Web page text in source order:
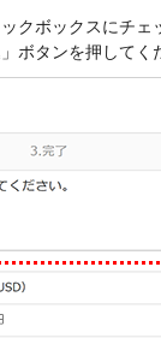
クボックスにチェ
ボタンを押してく